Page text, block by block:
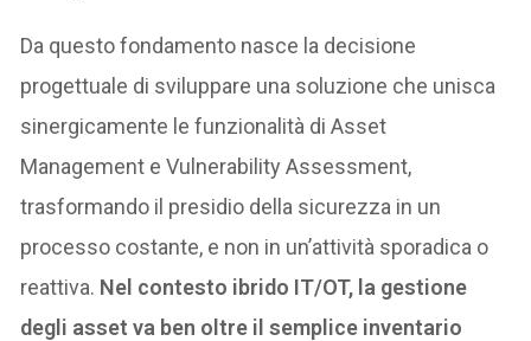
Da questo fondamento nasce la decisione
progettuale di sviluppare una soluzione che unisca
sinergicamente le funzionalità di Asset
Management e Vulnerability Assessment,
trasformando il presidio della sicurezza in un
processo costante, e non in un’attività sporadica o
reattiva. Nel contesto ibrido IT/OT, la gestione
degli asset va ben oltre il semplice inventario